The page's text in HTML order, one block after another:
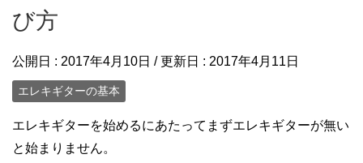
び方
公開日 : 2017年4月10日 / 更新日 : 2017年4月11日
エレキギターの基本
エレキギターを始めるにあたってまずエレキギターが無い
と始まりません。